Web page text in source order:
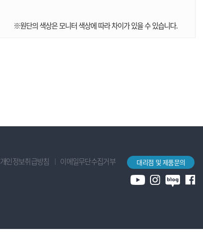
※원단의 색상은 모니터 색상에 따라 차이가 있을 수 있습니다.
개인정보취급방침 이메일무단수집거부 대리점 및 제품문의